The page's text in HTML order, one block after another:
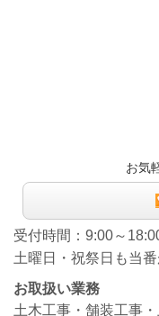
お気
受付時間： 9:00～
土曜日・祝祭日も当
お取扱い業務
土木工事・舗装工事